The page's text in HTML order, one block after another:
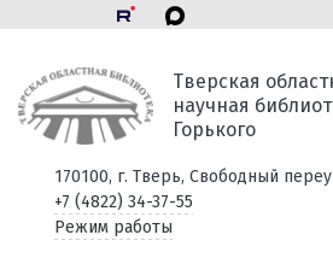
Тверская
научная
Горького
170100, г. Тверь, Свободный
+7 (4822) 34-37-55
Режим работы